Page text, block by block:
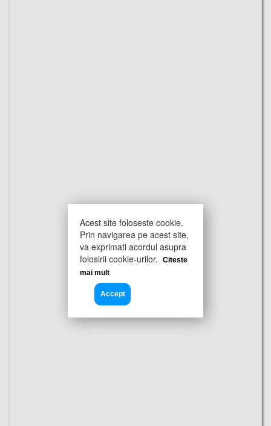
Acest site foloseste cookie.
Prin navigarea pe acest site,
va exprimati acordul asupra
folosirii cookie-urilor.
Citeste
mai mult
Accept